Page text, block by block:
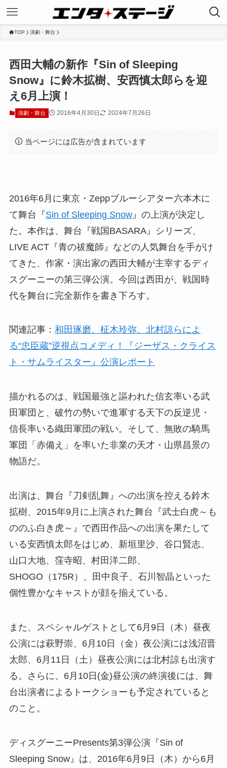
TOP 演劇・舞台
西田大輔の新作『Sin of Sleeping
Snow』に鈴木拡樹、安西慎太郎らを迎
え6月上演！
演劇・舞台 2016年4月30日 2024年7月26日
当ページには広告が含まれています
2016年6月に東京・Zeppブルーシアター六本木に
て舞台『Sin of Sleeping Snow』の上演が決定し
た。本作は、舞台『戦国BASARA』シリーズ、
LIVE ACT『青の祓魔師』などの人気舞台を手がけ
てきた、作家・演出家の西田大輔が主宰するディ
スグーニーの第三弾公演。今回は西田が、戦国時
代を舞台に完全新作を書き下ろす。
関連記事： 和田琢磨、柾木玲弥、北村諒らによ
る“忠臣蔵”逆視点コメディ！『ジーザス・クライス
ト・サムライスター』公演レポート
描かれるのは、戦国最強と謳われた信玄率いる武
田軍団と、破竹の勢いで進軍する天下の反逆児・
信長率いる織田軍団の戦い。そして、無敗の騎馬
軍団「赤備え」を率いた非業の天才・山県昌景の
物語だ。
出演は、舞台『刀剣乱舞』への出演を控える鈴木
拡樹、2015年9月に上演された舞台『武士白虎～も
ののふ白き虎～』で西田作品への出演を果たして
いる安西慎太郎をはじめ、新垣里沙、谷口賢志、
山口大地、窪寺昭、村田洋二郎、
SHOGO（175R）、田中良子、石川智晶といった
個性豊かなキャストが顔を揃えている。
また、スペシャルゲストとして6月9日（木）昼夜
公演には萩野崇、6月10日（金）夜公演には浅沼晋
太郎、6月11日（土）昼夜公演には北村諒も出演す
る。さらに、6月10日(金)昼公演の終演後には、舞
台出演者によるトークショーも予定されていると
のこと。
ディスグーニーPresents第3弾公演『Sin of
Sleeping Snow』は、2016年6月9日（木）から6月